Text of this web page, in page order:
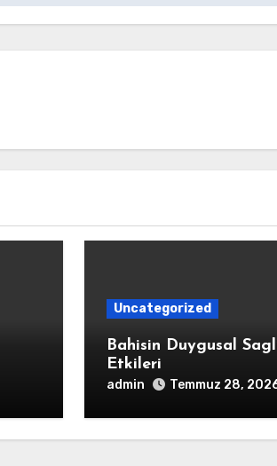
Uncategorized
Bahisin Duygusal
Etkileri
admin Temmuz 28,